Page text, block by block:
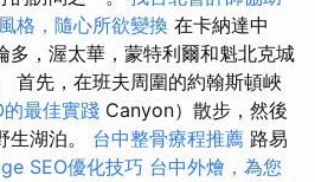
格，隨心所欲變換 在卡納達中
多，渥太華，蒙特利爾和魁北克城
首先，在班夫周圍的約翰斯頓峽
的最佳實踐 Canyon）散步，然後
生湖泊。 台中整骨療程推薦 路易
SEO優化技巧 台中外燴，為您